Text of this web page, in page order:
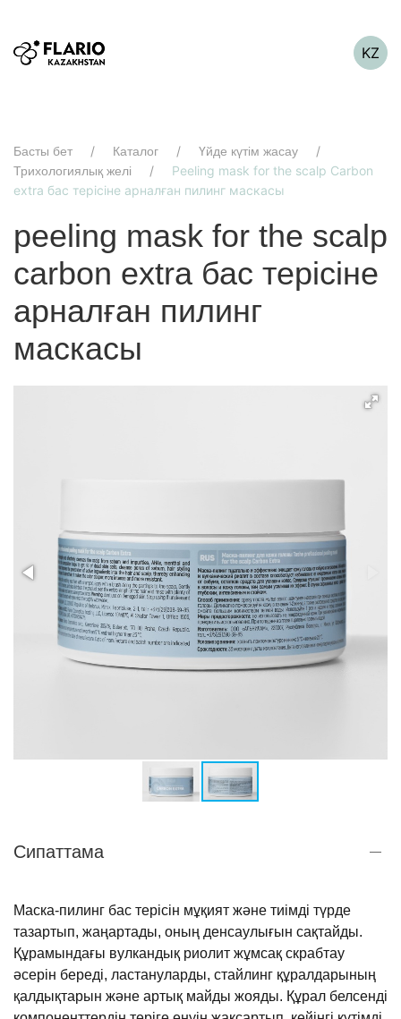
KZ
Басты бет Каталог
Үйде күтім жасау
Трихологиялық желі
Peeling mask for the scalp Carbon
extra бас терісіне арналған пилинг маскасы
peeling mask for the scalp
carbon extra бас терісіне
арналған пилинг
маскасы
Сипаттама
Маска-пилинг бас терісін мұқият және тиімді түрде
тазартып, жаңартады, оның денсаулығын сақтайды.
Құрамындағы вулкандық риолит жұмсақ скрабтау
әсерін береді, ластануларды, стайлинг құралдарының
қалдықтарын және артық майды жояды. Құрал белсенді